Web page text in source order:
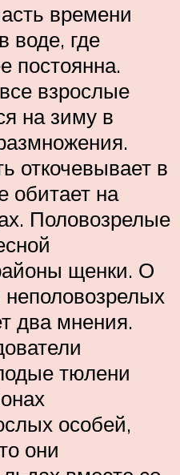
времени
воде, где
постоянна.
взрослые
на зиму в
откочевывает в
обитает на
Половозрелые
щенки. О
два мнения.
тюлени
особей,
они